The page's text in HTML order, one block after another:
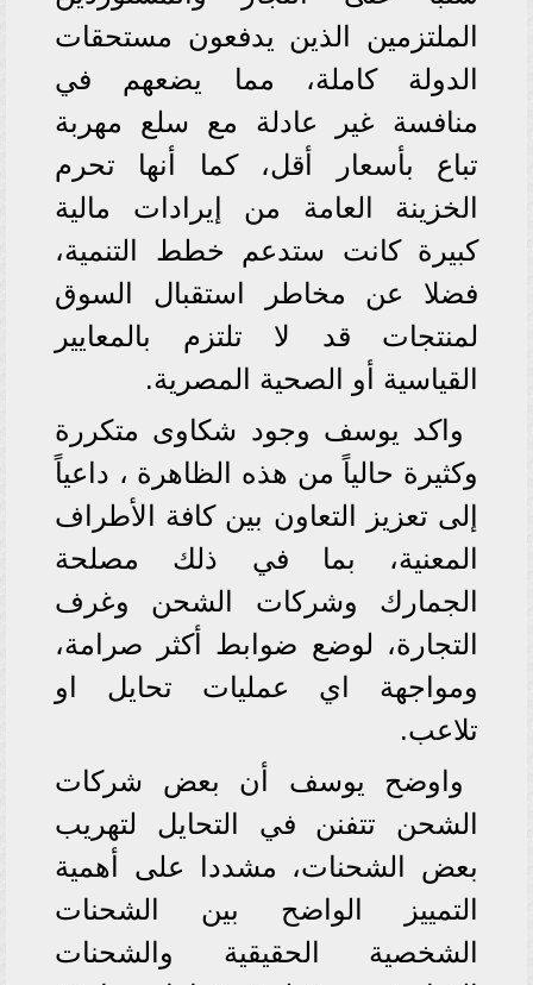
الملتزمين الذين يدفعون مستحقات
الدولة كاملة، مما يضعهم في
منافسة غير عادلة مع سلع مهربة
تباع بأسعار أقل، كما أنها تحرم
الخزينة العامة من إيرادات مالية
كبيرة كانت ستدعم خطط التنمية،
فضلا عن مخاطر استقبال السوق
لمنتجات قد لا تلتزم بالمعايير
القياسية أو الصحية المصرية.
واكد يوسف وجود شكاوى متكررة
وكثيرة حالياً من هذه الظاهرة ، داعياً
إلى تعزيز التعاون بين كافة الأطراف
المعنية، بما في ذلك مصلحة
الجمارك وشركات الشحن وغرف
التجارة، لوضع ضوابط أكثر صرامة،
ومواجهة اي عمليات تحايل او
تلاعب.
واوضح يوسف أن بعض شركات
الشحن تتفنن في التحايل لتهريب
بعض الشحنات، مشددا على أهمية
التمييز الواضح بين الشحنات
الشخصية الحقيقية والشحنات